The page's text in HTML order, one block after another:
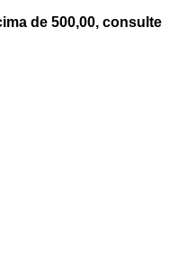
de 500,00, consulte